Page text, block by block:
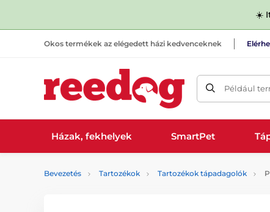
☀️
Okos termékek az elégedett házi kedvenceknek
Például
Házak, fekhelyek SmartPet
Bevezetés Tartozékok Tartozékok tápadagolók